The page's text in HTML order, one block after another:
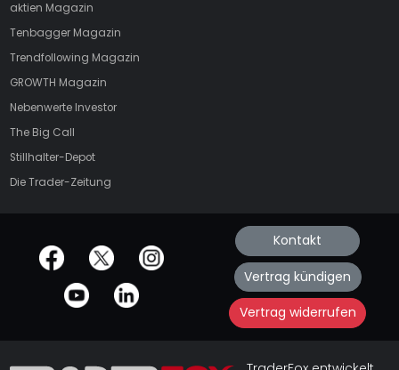
aktien Magazin
Tenbagger Magazin
Trendfollowing Magazin
GROWTH Magazin
Nebenwerte Investor
The Big Call
Stillhalter-Depot
Die Trader-Zeitung
offizielle Social Media-Accounts Kontakt
Vertrag kündigen
Vertrag widerrufen